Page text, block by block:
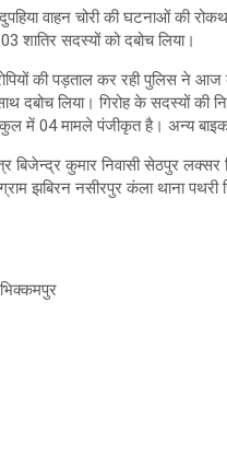
दुपहिया वाहन चोरी की घटनाओं की
शातिर सदस्यों को दबोच लिया।
की पड़ताल कर रही पुलिस ने आज
दबोच लिया। गिरोह के सदस्यों की
में 04 मामले पंजीकृत है। अन्य
बिजेन्द्र कुमार निवासी सेठपुर लक्सर
झबिरन नसीरपुर कंला थाना पथरी